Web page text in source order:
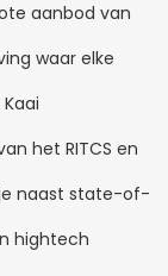
aanbod van
waar elke
het RITCS en
naast state-of-
hightech